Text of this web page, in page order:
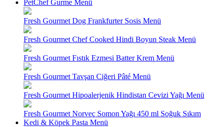
PetChef Gurme Menü
Fresh Gourmet Dog Frankfurter Sosis Menü
Fresh Gourmet Chef Cooked Hindi Boyun Steak Menü
Fresh Gourmet Fıstık Ezmesi Batter Krem Menü
Fresh Gourmet Tavşan Ciğeri Pâté Menü
Fresh Gourmet Hipoalerjenik Hindistan Cevizi Yağı Menü
Fresh Gourmet Norveç Somon Yağı 450 ml Soğuk Sıkım
Kedi & Köpek Pasta Menü